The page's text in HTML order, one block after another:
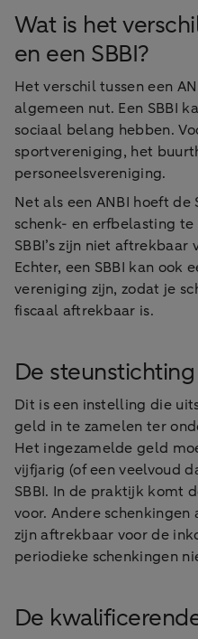
Wat is het
en een SBBI?
Het verschil tussen een
algemeen nut. Een SBBI
sociaal belang hebben.
sportvereniging, het
personeelsvereniging.
Net als een ANBI hoeft de
schenk- en erfbelasting
SBBI’s zijn niet
Echter, een SBBI kan ook
vereniging zijn, zodat je
fiscaal aftrekbaar is.
De steunstichting
Dit is een instelling die
geld in te zamelen ter
Het ingezamelde geld
vijfjarig (of een veelvoud
SBBI. In de praktijk komt
voor. Andere schenkingen
zijn aftrekbaar voor de
periodieke schenkingen
De